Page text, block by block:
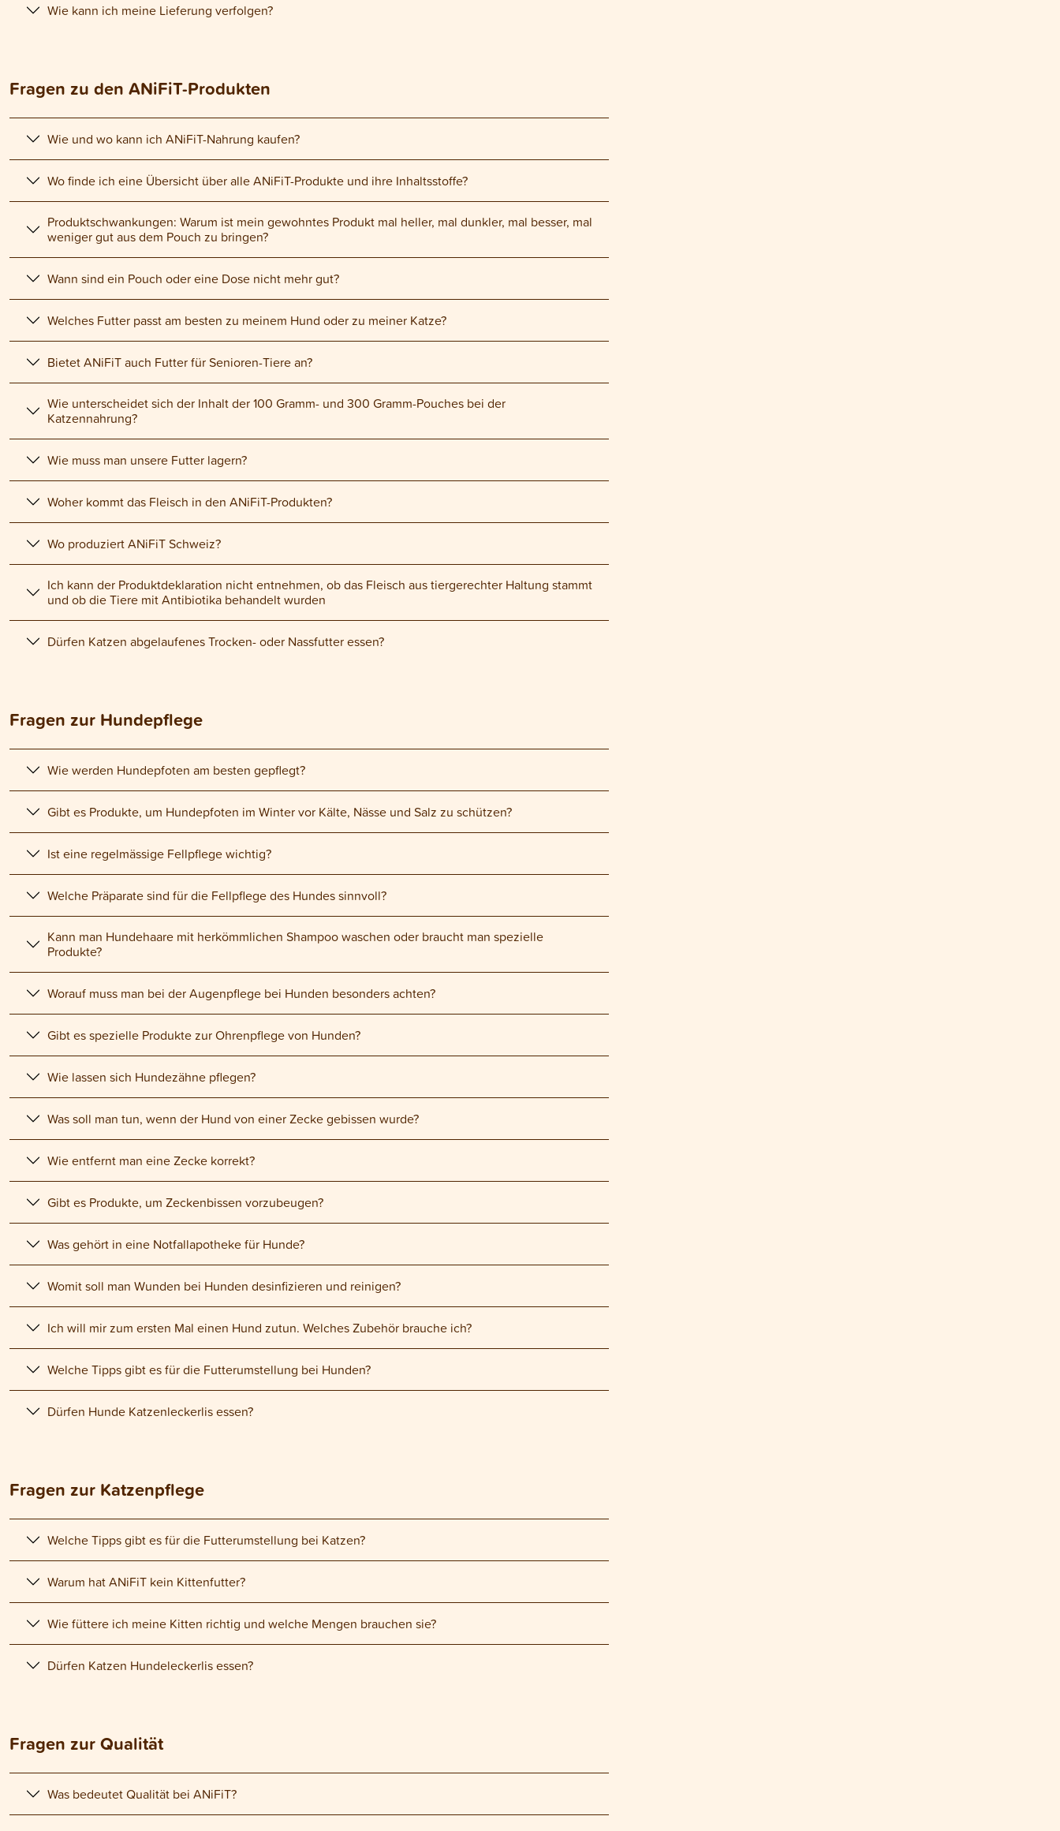
Wie kann ich meine Lieferung verfolgen?
Fragen zu den ANiFiT-Produkten
Wie und wo kann ich ANiFiT-Nahrung kaufen?
Wo finde ich eine Übersicht über alle ANiFiT-Produkte und ihre Inhaltsstoffe?
Produktschwankungen: Warum ist mein gewohntes Produkt mal heller, mal dunkler, mal besser, mal
weniger gut aus dem Pouch zu bringen?
Wann sind ein Pouch oder eine Dose nicht mehr gut?
Welches Futter passt am besten zu meinem Hund oder zu meiner Katze?
Bietet ANiFiT auch Futter für Senioren-Tiere an?
Wie unterscheidet sich der Inhalt der 100 Gramm- und 300 Gramm-Pouches bei der
Katzennahrung?
Wie muss man unsere Futter lagern?
Woher kommt das Fleisch in den ANiFiT-Produkten?
Wo produziert ANiFiT Schweiz?
Ich kann der Produktdeklaration nicht entnehmen, ob das Fleisch aus tiergerechter Haltung stammt
und ob die Tiere mit Antibiotika behandelt wurden
Dürfen Katzen abgelaufenes Trocken- oder Nassfutter essen?
Fragen zur Hundepflege
Wie werden Hundepfoten am besten gepflegt?
Gibt es Produkte, um Hundepfoten im Winter vor Kälte, Nässe und Salz zu schützen?
Ist eine regelmässige Fellpflege wichtig?
Welche Präparate sind für die Fellpflege des Hundes sinnvoll?
Kann man Hundehaare mit herkömmlichen Shampoo waschen oder braucht man spezielle
Produkte?
Worauf muss man bei der Augenpflege bei Hunden besonders achten?
Gibt es spezielle Produkte zur Ohrenpflege von Hunden?
Wie lassen sich Hundezähne pflegen?
Was soll man tun, wenn der Hund von einer Zecke gebissen wurde?
Wie entfernt man eine Zecke korrekt?
Gibt es Produkte, um Zeckenbissen vorzubeugen?
Was gehört in eine Notfallapotheke für Hunde?
Womit soll man Wunden bei Hunden desinfizieren und reinigen?
Ich will mir zum ersten Mal einen Hund zutun. Welches Zubehör brauche ich?
Welche Tipps gibt es für die Futterumstellung bei Hunden?
Dürfen Hunde Katzenleckerlis essen?
Fragen zur Katzenpflege
Welche Tipps gibt es für die Futterumstellung bei Katzen?
Warum hat ANiFiT kein Kittenfutter?
Wie füttere ich meine Kitten richtig und welche Mengen brauchen sie?
Dürfen Katzen Hundeleckerlis essen?
Fragen zur Qualität
Was bedeutet Qualität bei ANiFiT?